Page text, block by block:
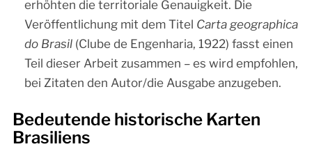
erhöhten die territoriale Genauigkeit. Die
Veröffentlichung mit dem Titel Carta geographica
do Brasil(Clube de Engenharia, 1922) fasst einen
Teil dieser Arbeit zusammen – es wird empfohlen,
bei Zitaten den Autor/die Ausgabe anzugeben.
Bedeutende historische Karten
Brasiliens